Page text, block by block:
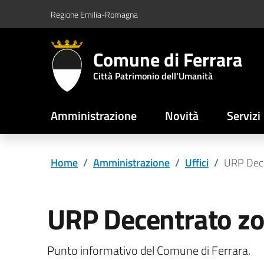
Vai al contenuto principale
Vai al footerRegione Emilia-Romagna
Comune di Ferrara
Città Patrimonio dell'Umanità
Amministrazione Novità Servizi
Home / Amministrazione / Uffici / URP
URP Decentrato
Punto informativo del Comune di Ferrara.